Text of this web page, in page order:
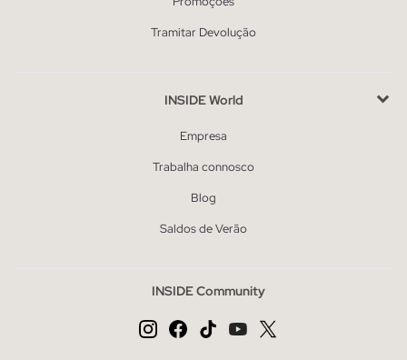
Tramitar Devolução
INSIDE World
Empresa
Trabalha connosco
Blog
Saldos de Verão
INSIDE Community